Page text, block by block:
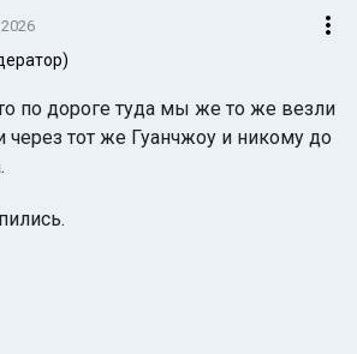
по дороге туда мы же то же везли
через тот же Гуанчжоу и никому до